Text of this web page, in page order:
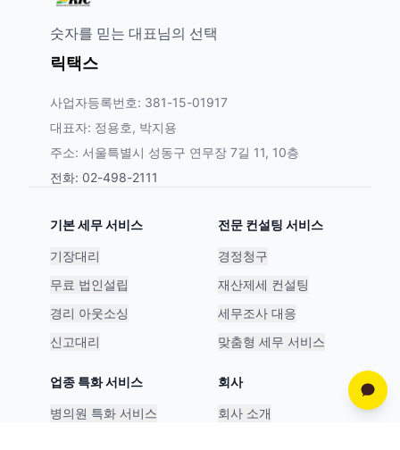
숫자를 믿는 대표님의 선택
릭택스
사업자등록번호: 381-15-01917
대표자: 정용호, 박지용
주소: 서울특별시 성동구 연무장 7길 11, 10층
전화: 02-498-2111
기본 세무 서비스
기장대리
무료 법인설립
경리 아웃소싱
신고대리
전문 컨설팅 서비스
경정청구
재산제세 컨설팅
세무조사 대응
맞춤형 세무 서비스
업종 특화 서비스
병의원 특화 서비스
회사
회사 소개